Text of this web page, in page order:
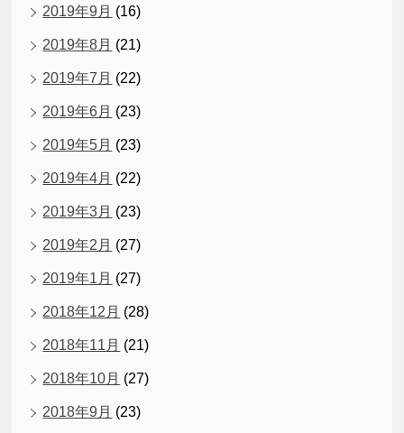
2019年9月 (16)
2019年8月 (21)
2019年7月 (22)
2019年6月 (23)
2019年5月 (23)
2019年4月 (22)
2019年3月 (23)
2019年2月 (27)
2019年1月 (27)
2018年12月 (28)
2018年11月 (21)
2018年10月 (27)
2018年9月 (23)